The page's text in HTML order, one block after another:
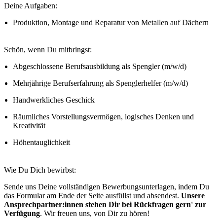
Deine Aufgaben:
Produktion, Montage und Reparatur von Metallen auf Dächern
Schön, wenn Du mitbringst:
Abgeschlossene Berufsausbildung als Spengler (m/w/d)
Mehrjährige Berufserfahrung als Spenglerhelfer (m/w/d)
Handwerkliches Geschick
Räumliches Vorstellungsvermögen, logisches Denken und
Kreativität
Höhentauglichkeit
Wie Du Dich bewirbst:
Sende uns Deine vollständigen Bewerbungsunterlagen, indem Du
das Formular am Ende der Seite ausfüllst und absendest. Unsere
Ansprechpartner:innen stehen Dir bei Rückfragen gern' zur
Verfügung. Wir freuen uns, von Dir zu hören!